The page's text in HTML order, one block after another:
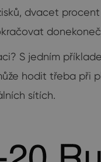
dvacet
S jedním
hodit třeba při
sítích.